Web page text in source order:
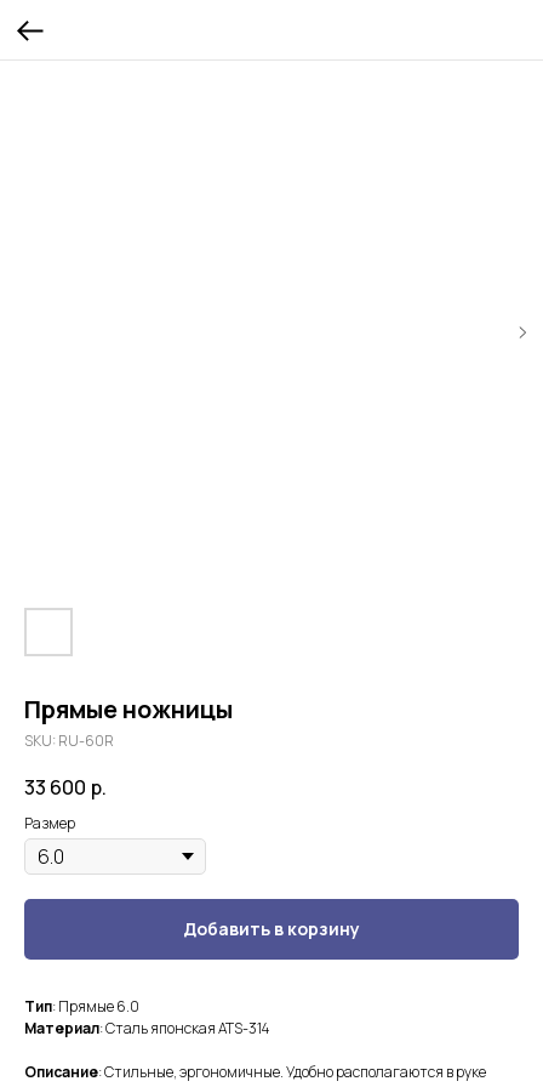
Прямые ножницы
SKU: RU-60R
33 600 р.
Размер
Добавить в корзину
Тип: Прямые 6.0
Материал: Сталь японская ATS-314
Описание: Стильные, эргономичные. Удобно располагаются в руке